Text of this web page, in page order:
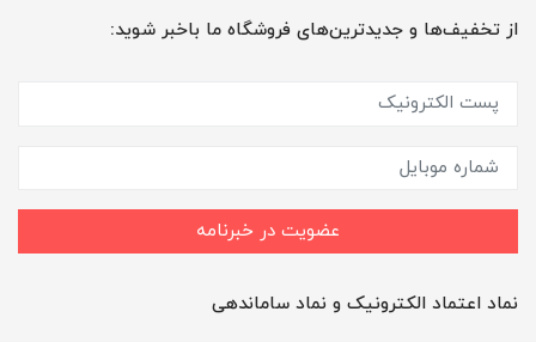
از تخفیف‌ها و جدیدترین‌های فروشگاه ما باخبر شوید:
عضویت در خبرنامه
نماد اعتماد الکترونیک و نماد ساماندهی